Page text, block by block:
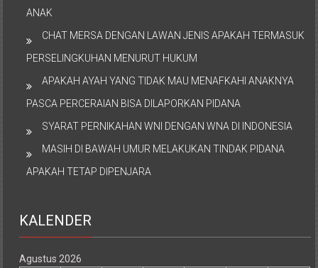
ANAK
CHAT MERSA DENGAN LAWAN JENIS APAKAH TERMASUK
PERSELINGKUHAN MENURUT HUKUM
APAKAH AYAH YANG TIDAK MAU MENAFKAHI ANAKNYA
PASCA PERCERAIAN BISA DILAPORKAN PIDANA
SYARAT PERNIKAHAN WNI DENGAN WNA DI INDONESIA
MASIH DI BAWAH UMUR MELAKUKAN TINDAK PIDANA
APAKAH TETAP DIPENJARA
KALENDER
Agustus 2026